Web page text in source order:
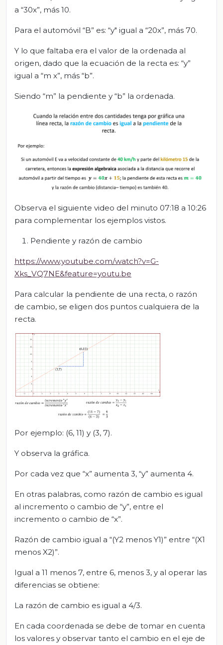
a “30x”, más 10.
Para el automóvil “B” es: “y" igual a “20x”, más 70.
Y lo que faltaba era el valor de la ordenada al
origen, dado que la ecuación de la recta es: “y”
igual a “m x”, más “b”.
Siendo “m” la pendiente y “b” la ordenada.
Observa el siguiente video del minuto 07:18 a 10:26
para complementar los ejemplos vistos.
Pendiente y razón de cambio
https://www.youtube.com/watch?v=G-
Xks_VQ7NE&feature=youtu.be
Para calcular la pendiente de una recta, o razón
de cambio, se eligen dos puntos cualquiera de la
recta.
Por ejemplo: (6, 11) y (3, 7).
Y observa la gráfica.
Por cada vez que “x” aumenta 3, “y” aumenta 4.
En otras palabras, como razón de cambio es igual
al incremento o cambio de “y”, entre el
incremento o cambio de “x”.
Razón de cambio igual a “(Y2 menos Y1)” entre “(X1
menos X2)”.
Igual a 11 menos 7, entre 6, menos 3, y al operar las
diferencias se obtiene:
La razón de cambio es igual a 4/3.
En cada coordenada se debe de tomar en cuenta
los valores y observar tanto el cambio en el eje de